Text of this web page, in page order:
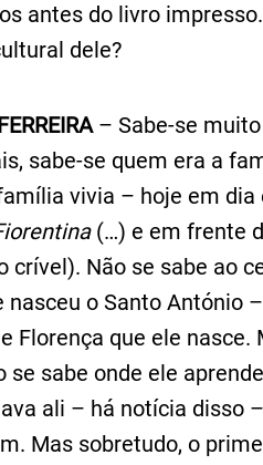
antes do livro
dele?
– Sabe-se muito
sabe-se quem era a
vivia – hoje em dia
(…) e em frente
crível). Não se sabe ao
nasceu o Santo António
Florença que ele
se sabe onde ele
ali – há notícia disso
Mas sobretudo, o